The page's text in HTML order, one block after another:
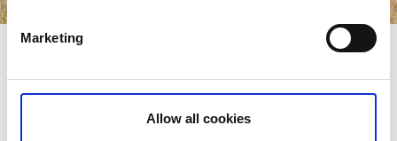
Marketing
Allow all cookies
Der Tafelberg Billingen in Skövde ist bekannt für Aktivitäten
in der Natur, unter anderem auch für Gravelbiken. Hier sind